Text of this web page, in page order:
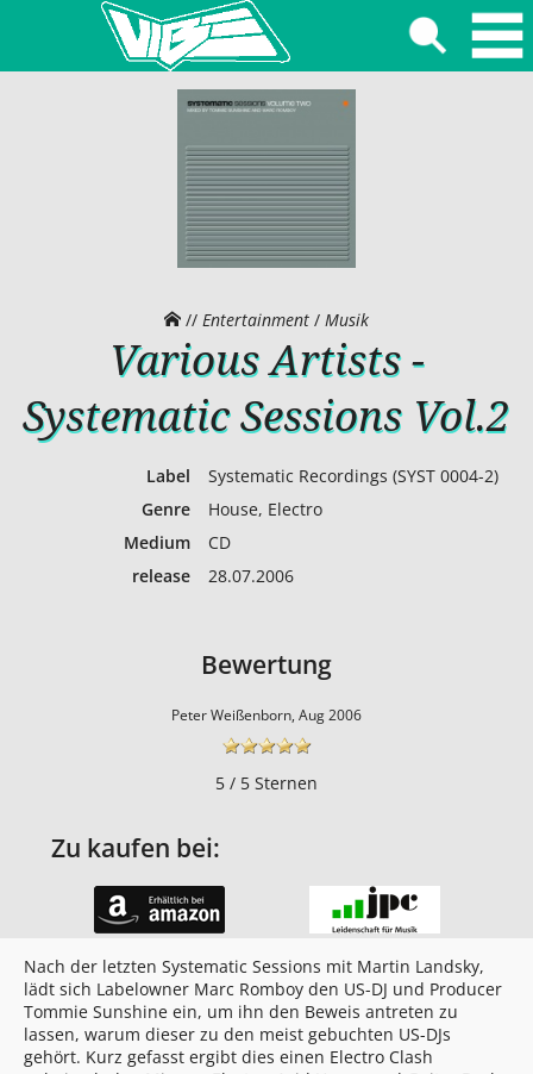
// Entertainment / Musik
Various Artists -
Systematic Sessions Vol.2
Label
Systematic Recordings (SYST 0004-2)
Genre
House, Electro
Medium
CD
release
28.07.2006
Bewertung
Peter Weißenborn, Aug 2006
5 / 5 Sternen
Zu kaufen bei:
Nach der letzten Systematic Sessions mit Martin Landsky,
lädt sich Labelowner Marc Romboy den US-DJ und Producer
Tommie Sunshine ein, um ihn den Beweis antreten zu
lassen, warum dieser zu den meist gebuchten US-DJs
gehört. Kurz gefasst ergibt dies einen Electro Clash